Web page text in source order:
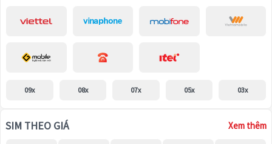
09x 08x 07x 05x 03x
SIM THEO GIÁ Xem thêm